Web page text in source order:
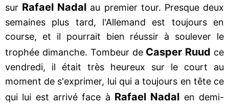
sur Rafael Nadal au premier tour. Presque deux
semaines plus tard, l'Allemand est toujours en
course, et il pourrait bien réussir à soulever le
trophée dimanche. Tombeur de Casper Ruud ce
vendredi, il était très heureux sur le court au
moment de s'exprimer, lui qui a toujours en tête ce
qui lui est arrivé face à Rafael Nadal en demi-